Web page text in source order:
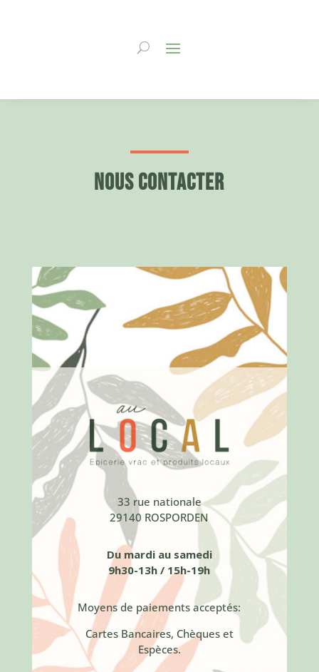
Nous contacter
33 rue nationale
29140 ROSPORDEN
Du mardi au samedi
9h30-13h / 15h-19h
Moyens de paiements acceptés:
Cartes Bancaires, Chèques et
Espèces.